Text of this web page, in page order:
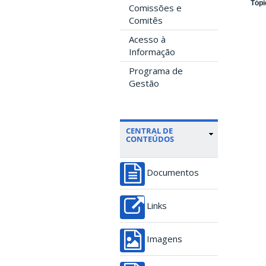
Comissões e
Comitês
Acesso à
Informação
Programa de
Gestão
CENTRAL DE
CONTEÚDOS
Documentos
Links
Imagens